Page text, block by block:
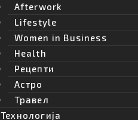
Afterwork
Lifestyle
Women in Business
Health
Рецепти
Астро
Травел
Технологија